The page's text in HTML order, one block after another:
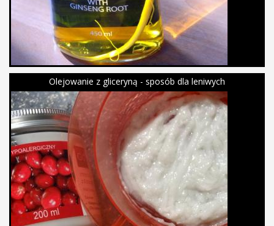
Olejowanie z gliceryną - sposób dla leniwych